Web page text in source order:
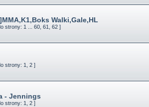
Walki,Gale,HL
strony: 1 ... 60, 61, 62 ]
strony: 1, 2 ]
- Jennings
strony: 1, 2 ]